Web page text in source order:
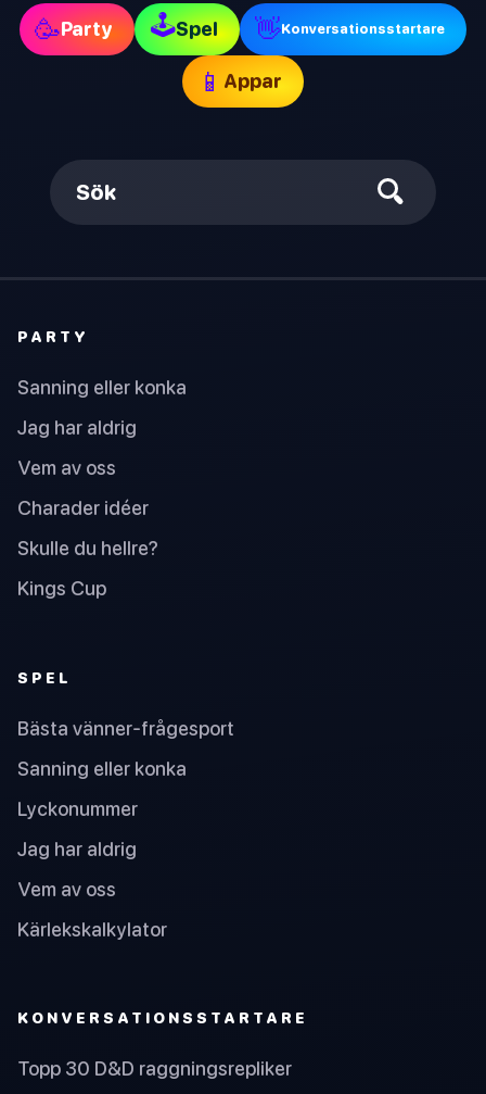
🥳Party 🕹Spel 👋Konversationsstartare
📱 Appar
Sök
PARTY
Sanning eller konka
Jag har aldrig
Vem av oss
Charader idéer
Skulle du hellre?
Kings Cup
SPEL
Bästa vänner-frågesport
Sanning eller konka
Lyckonummer
Jag har aldrig
Vem av oss
Kärlekskalkylator
KONVERSATIONSSTARTARE
Topp 30 D&D raggningsrepliker